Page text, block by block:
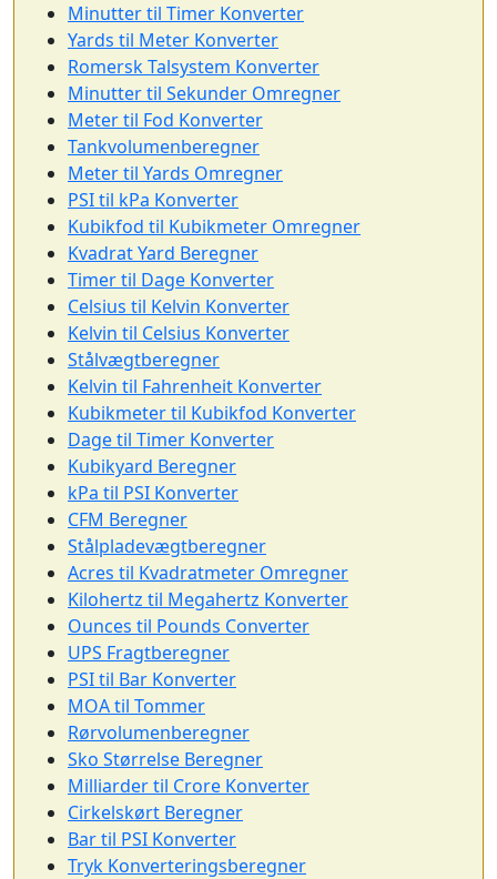
Minutter til Timer Konverter
Yards til Meter Konverter
Romersk Talsystem Konverter
Minutter til Sekunder Omregner
Meter til Fod Konverter
Tankvolumenberegner
Meter til Yards Omregner
PSI til kPa Konverter
Kubikfod til Kubikmeter Omregner
Kvadrat Yard Beregner
Timer til Dage Konverter
Celsius til Kelvin Konverter
Kelvin til Celsius Konverter
Stålvægtberegner
Kelvin til Fahrenheit Konverter
Kubikmeter til Kubikfod Konverter
Dage til Timer Konverter
Kubikyard Beregner
kPa til PSI Konverter
CFM Beregner
Stålpladevægtberegner
Acres til Kvadratmeter Omregner
Kilohertz til Megahertz Konverter
Ounces til Pounds Converter
UPS Fragtberegner
PSI til Bar Konverter
MOA til Tommer
Rørvolumenberegner
Sko Størrelse Beregner
Milliarder til Crore Konverter
Cirkelskørt Beregner
Bar til PSI Konverter
Tryk Konverteringsberegner